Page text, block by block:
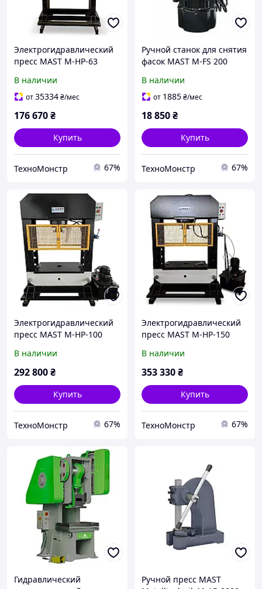
Электрогидравлический
пресс MAST M-HP-63
В наличии
от35334₴/мес
176 670₴
Купить
ТехноМонстр 67%
Ручной станок для снятия
фасок MAST M-FS 200
В наличии
от 1885₴/мес
18 850₴
Купить
ТехноМонстр 67%
Электрогидравлический
пресс MAST M-HP-100
В наличии
292 800₴
Купить
ТехноМонстр 67%
Электрогидравлический
пресс MAST M-HP-150
В наличии
353 330₴
Купить
ТехноМонстр 67%
Гидравлический
Ручной пресс MAST